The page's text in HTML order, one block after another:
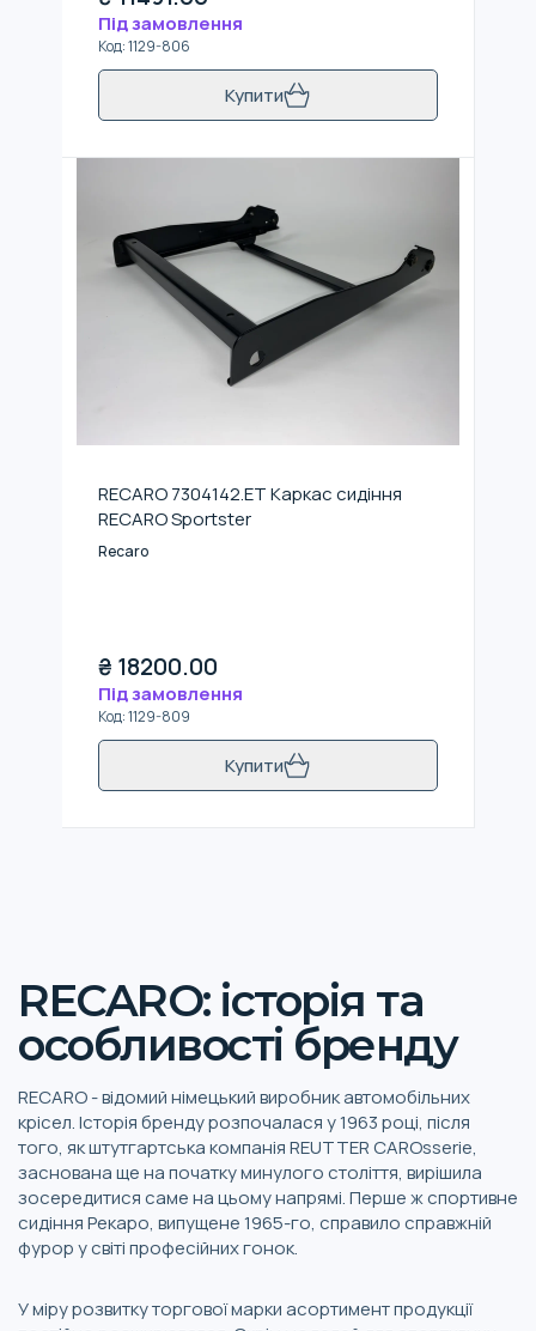
Під замовлення
Код:1129-806
Купити
RECARO 7304142.ET Каркас сидіння
RECARO Sportster
Recaro
₴ 18200.00
Під замовлення
Код:1129-809
Купити
RECARO: історія та
особливості бренду
RECARO - відомий німецький виробник автомобільних
крісел. Історія бренду розпочалася у 1963 році, після
того, як штутгартська компанія REUTTER CAROsserie,
заснована ще на початку минулого століття, вирішила
зосередитися саме на цьому напрямі. Перше ж спортивне
сидіння Рекаро, випущене 1965-го, справило справжній
фурор у світі професійних гонок.
У міру розвитку торгової марки асортимент продукції